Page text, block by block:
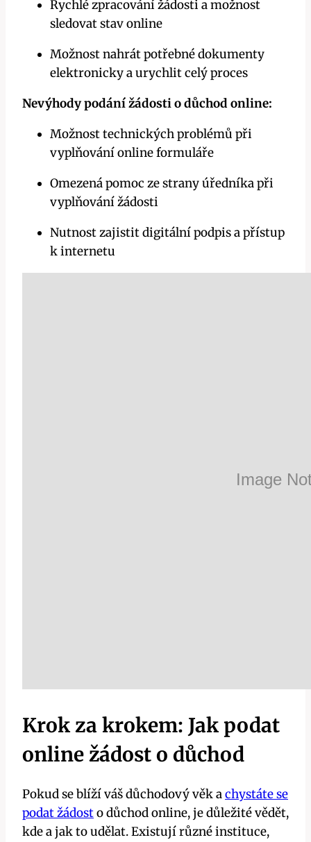
Rychlé zpracování žádosti a možnost
sledovat stav online
Možnost nahrát potřebné dokumenty
elektronicky a urychlit celý proces
Nevýhody podání žádosti o důchod online:
Možnost technických problémů při
vyplňování online formuláře
Omezená pomoc ze strany úředníka při
vyplňování žádosti
Nutnost zajistit digitální podpis a přístup
k internetu
Krok za krokem: Jak podat
online žádost o důchod
Pokud se blíží váš důchodový věk achystáte se
podat žádosto důchod online, je důležité vědět,
kde a jak to udělat. Existují různé instituce,